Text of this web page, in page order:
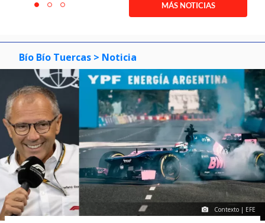
itemitemitem
MÁS NOTICIAS
Bío Bío Tuercas > Noticia
Contexto | EFE